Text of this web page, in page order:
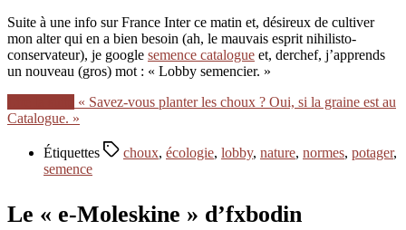
Suite à une info sur France Inter ce matin et, désireux de cultiver
mon alter qui en a bien besoin (ah, le mauvais esprit nihilisto-
conservateur), je google semence catalogue et, derchef, j’apprends
un nouveau (gros) mot : « Lobby semencier. »
« Savez-vous planter les choux ? Oui, si la graine est au
Catalogue. »
Étiquettes choux, écologie, lobby, nature, normes, potager,
semence
Le « e-Moleskine » d’fxbodin